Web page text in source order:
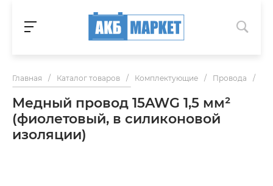
Главная / Каталог товаров / Комплектующие / Провода /
Медный провод 15AWG 1,5 мм²
(фиолетовый, в силиконовой
изоляции)